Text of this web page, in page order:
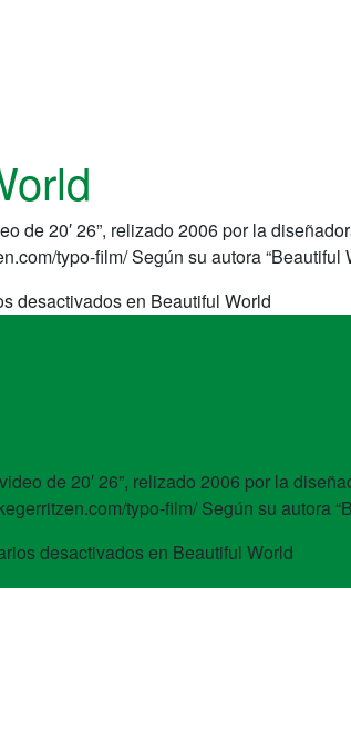
de 20′ 26”, relizado 2006 por la
typo-film/ Según su autora “Beautiful
desactivadosen Beautiful World
de 20′ 26”, relizado 2006 por la
typo-film/ Según su autora
desactivadosen Beautiful World